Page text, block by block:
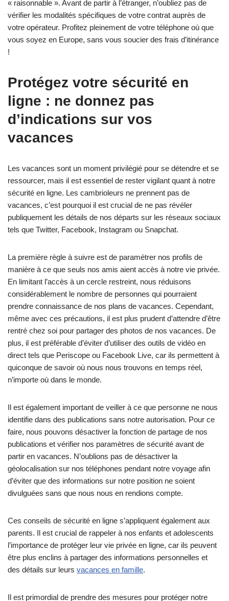
« raisonnable ». Avant de partir à l’étranger, n’oubliez pas de
vérifier les modalités spécifiques de votre contrat auprès de
votre opérateur. Profitez pleinement de votre téléphone où que
vous soyez en Europe, sans vous soucier des frais d’itinérance
!
Protégez votre sécurité en
ligne : ne donnez pas
d’indications sur vos
vacances
Les vacances sont un moment privilégié pour se détendre et se
ressourcer, mais il est essentiel de rester vigilant quant à notre
sécurité en ligne. Les cambrioleurs ne prennent pas de
vacances, c’est pourquoi il est crucial de ne pas révéler
publiquement les détails de nos départs sur les réseaux sociaux
tels que Twitter, Facebook, Instagram ou Snapchat.
La première règle à suivre est de paramétrer nos profils de
manière à ce que seuls nos amis aient accès à notre vie privée.
En limitant l’accès à un cercle restreint, nous réduisons
considérablement le nombre de personnes qui pourraient
prendre connaissance de nos plans de vacances. Cependant,
même avec ces précautions, il est plus prudent d’attendre d’être
rentré chez soi pour partager des photos de nos vacances. De
plus, il est préférable d’éviter d’utiliser des outils de vidéo en
direct tels que Periscope ou Facebook Live, car ils permettent à
quiconque de savoir où nous nous trouvons en temps réel,
n’importe où dans le monde.
Il est également important de veiller à ce que personne ne nous
identifie dans des publications sans notre autorisation. Pour ce
faire, nous pouvons désactiver la fonction de partage de nos
publications et vérifier nos paramètres de sécurité avant de
partir en vacances. N’oublions pas de désactiver la
géolocalisation sur nos téléphones pendant notre voyage afin
d’éviter que des informations sur notre position ne soient
divulguées sans que nous nous en rendions compte.
Ces conseils de sécurité en ligne s’appliquent également aux
parents. Il est crucial de rappeler à nos enfants et adolescents
l’importance de protéger leur vie privée en ligne, car ils peuvent
être plus enclins à partager des informations personnelles et
des détails sur leurs vacances en famille.
Il est primordial de prendre des mesures pour protéger notre